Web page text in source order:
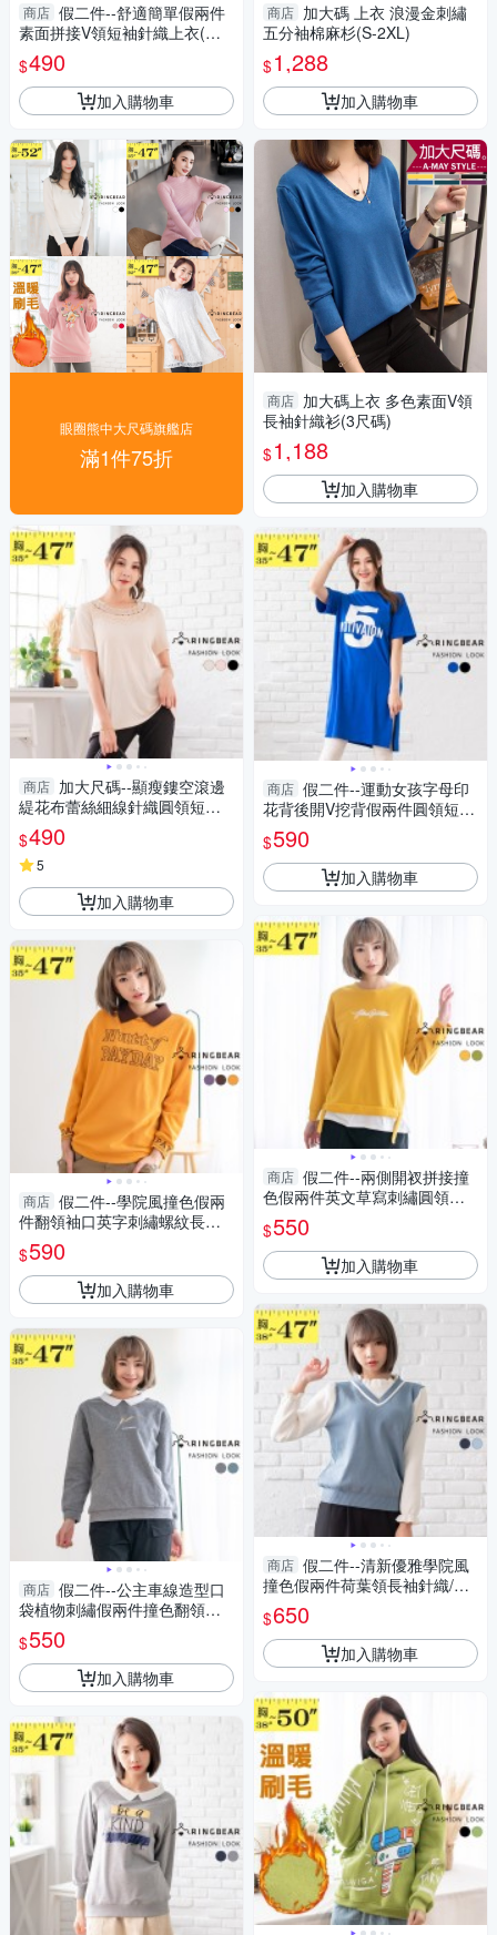
商店 假二件--舒適簡單假兩件
素面拼接V領短袖針織上衣(黑.
紅XL-2L)-U641眼圈熊中大尺碼
$490
加入購物車
眼圈熊中大尺碼旗艦店
滿1件75折
商店 加大尺碼--顯瘦鏤空滾邊
緹花布蕾絲細線針織圓領短袖
上衣(黑.粉.米L-3L)-U614眼圈
熊中大尺碼
$490
5
加入購物車
商店 假二件--學院風撞色假兩
件翻領袖口英字刺繡螺紋長袖
上衣(咖.黃.紫L-3L)-X440眼圈
熊中大尺碼
$590
加入購物車
商店 假二件--公主車線造型口
袋植物刺繡假兩件撞色翻領長
袖上衣(灰.綠L-3L)-X441眼圈熊
中大尺碼
$550
加入購物車
商店 加大碼 上衣 浪漫金刺繡
五分袖棉麻杉(S-2XL)
$1,288
加入購物車
商店 加大碼上衣 多色素面V領
長袖針織衫(3尺碼)
$1,188
加入購物車
商店 假二件--運動女孩字母印
花背後開V挖背假兩件圓領短袖
長上衣(黑.藍L-3L)-U621眼圈熊
中大尺碼
$590
加入購物車
商店 假二件--兩側開衩拼接撞
色假兩件英文草寫刺繡圓領長
袖上衣(綠.黃L-3L)-X443眼圈熊
中大尺碼
$550
加入購物車
商店 假二件--清新優雅學院風
撞色假兩件荷葉領長袖針織/毛
衣(黑.藍XL-3L)-X426眼圈熊中
大尺碼
$650
加入購物車